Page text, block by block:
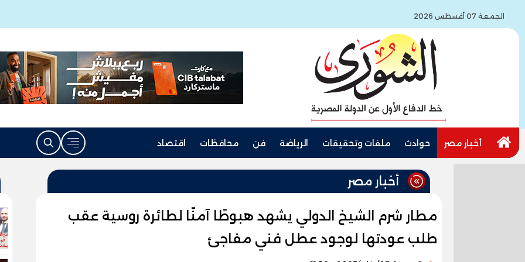
الجمعة 07 أغسطس 2026
أخبار مصر حوادث ملفات وتحقيقات الرياضة فن محافظات اقتصاد
أخبار مصر
مطار شرم الشيخ الدولي يشهد هبوطًا آمنًا لطائرة روسية عقب
طلب عودتها لوجود عطل فني مفاجئ